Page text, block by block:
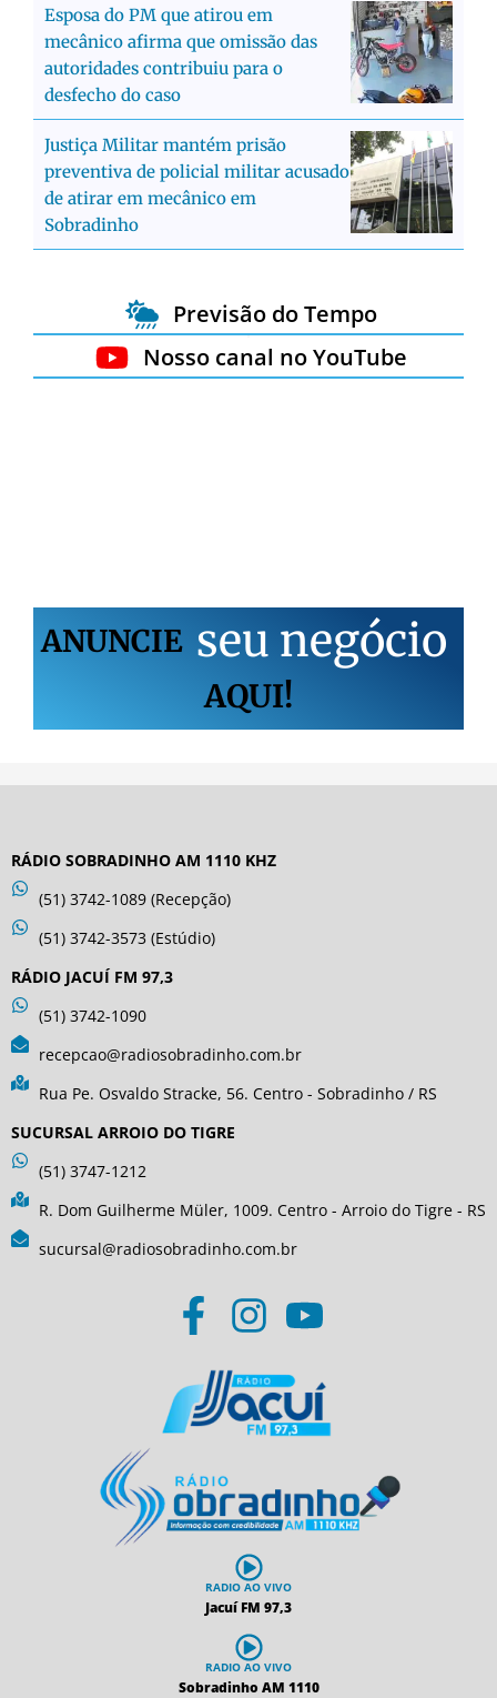
Esposa do PM que atirou em
mecânico afirma que omissão das
autoridades contribuiu para o
desfecho do caso
Justiça Militar mantém prisão
preventiva de policial militar acusado
de atirar em mecânico em
Sobradinho
Previsão do Tempo
Nosso canal no YouTube
ANUNCIE seu negócio
AQUI!
RÁDIO SOBRADINHO AM 1110 KHZ
(51) 3742-1089 (Recepção)
(51) 3742-3573 (Estúdio)
RÁDIO JACUÍ FM 97,3
(51) 3742-1090
recepcao@radiosobradinho.com.br
Rua Pe. Osvaldo Stracke, 56. Centro - Sobradinho / RS
SUCURSAL ARROIO DO TIGRE
(51) 3747-1212
R. Dom Guilherme Müler, 1009. Centro - Arroio do Tigre - RS
sucursal@radiosobradinho.com.br
RADIO AO VIVO
Jacuí FM 97,3
RADIO AO VIVO
Sobradinho AM 1110